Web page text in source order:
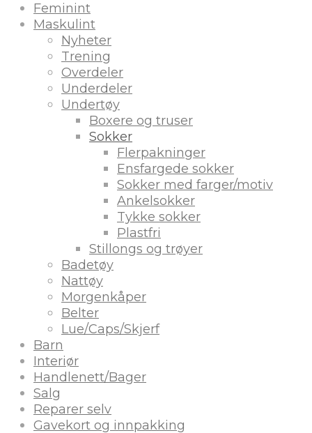
Feminint
Maskulint
Nyheter
Trening
Overdeler
Underdeler
Undertøy
Boxere og truser
Sokker
Flerpakninger
Ensfargede sokker
Sokker med farger/motiv
Ankelsokker
Tykke sokker
Plastfri
Stillongs og trøyer
Badetøy
Nattøy
Morgenkåper
Belter
Lue/Caps/Skjerf
Barn
Interiør
Handlenett/Bager
Salg
Reparer selv
Gavekort og innpakking